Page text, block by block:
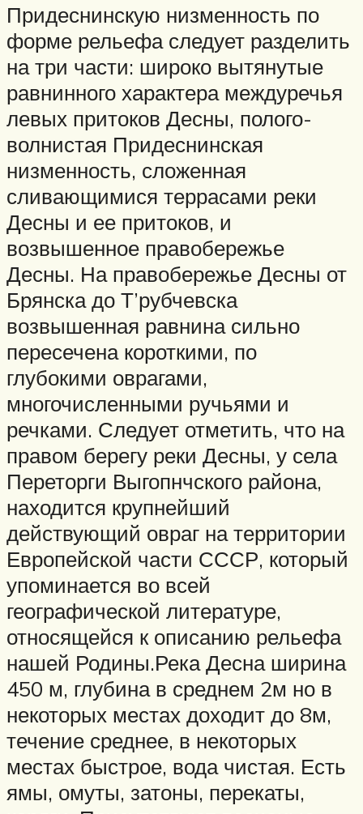
Придеснинскую низменность по
форме рельефа следует разделить
на три части: широко вытянутые
равнинного характера междуречья
левых притоков Десны, полого-
волнистая Придеснинская
низменность, сложенная
сливающимися террасами реки
Десны и ее притоков, и
возвышенное правобережье
Десны. На правобережье Десны от
Брянска до Т’рубчевска
возвышенная равнина сильно
пересечена короткими, по
глубокими оврагами,
многочисленными ручьями и
речками. Следует отметить, что на
правом берегу реки Десны, у села
Переторги Выгопнчского района,
находится крупнейший
действующий овраг на территории
Европейской части СССР, который
упоминается во всей
географической литературе,
относящейся к описанию рельефа
нашей Родины.Река Десна ширина
450 м, глубина в среднем 2м но в
некоторых местах доходит до 8м,
течение среднее, в некоторых
местах быстрое, вода чистая. Есть
ямы, омуты, затоны, перекаты,